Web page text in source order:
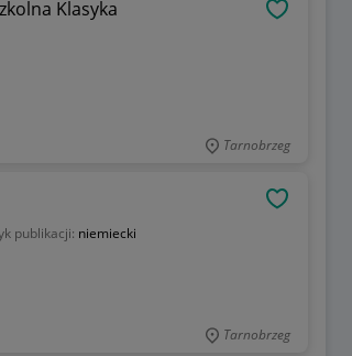
Klasyka
Tarnobrzeg
publikacji: niemiecki
Tarnobrzeg